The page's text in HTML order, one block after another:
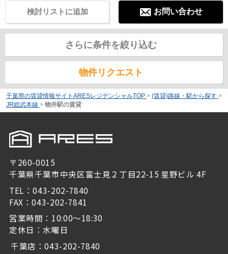
お問い合わせ
検討リストに追加
さらに条件を絞り込む
物件リクエスト
千葉県の賃貸情報サイトARESレジデンシャルTOP > (賃貸)路線・駅から探す >
JR総武本線 > 物井駅の賃貸
〒260-0015
千葉県千葉市中央区富士見２丁目22-15 星野ビル 4F
TEL：043-202-7840
FAX：043-202-7841
営業時間：10:00～18:30
定休日：水曜日
千葉店：043-202-7840